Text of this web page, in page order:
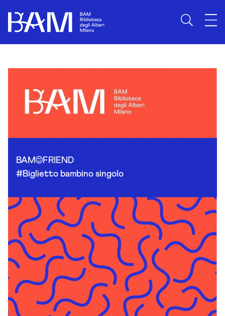
BAM
FRIEND
#Biglietto bambino singolo